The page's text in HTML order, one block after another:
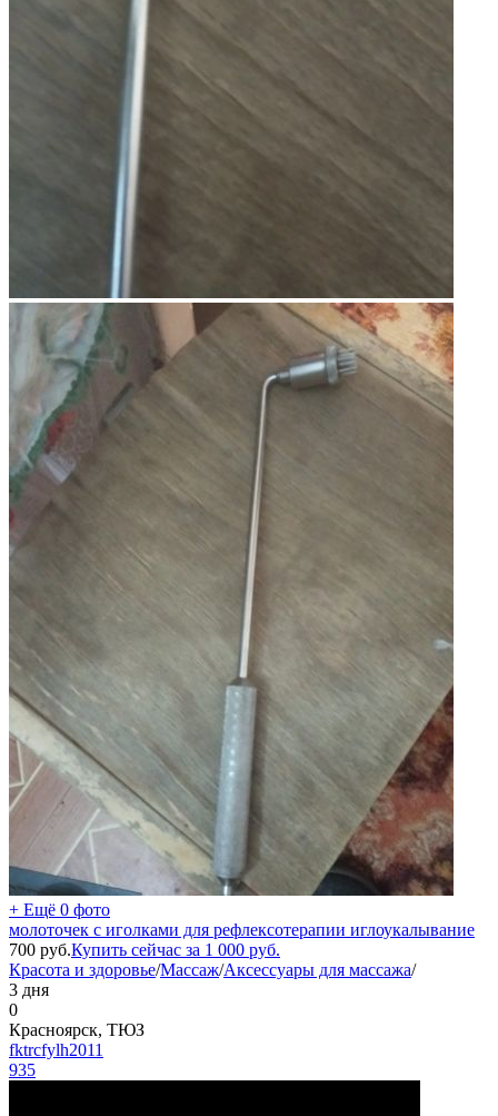
+ Ещё 0 фото
молоточек с иголками для рефлексотерапии иглоукалывание
700 руб.Купить сейчас за 1 000 руб.
Красота и здоровье/Массаж/Аксессуары для массажа/
3 дня
0
Красноярск, ТЮЗ
fktrcfylh2011
935